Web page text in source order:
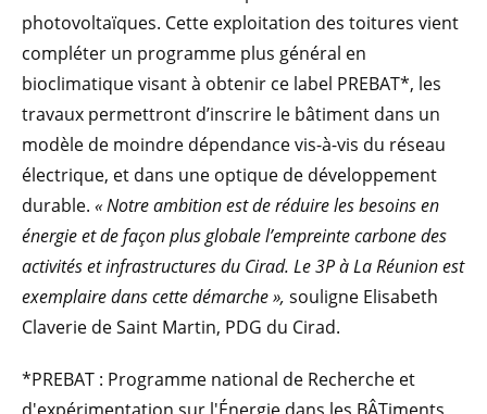
photovoltaïques. Cette exploitation des toitures vient
compléter un programme plus général en
bioclimatique visant à obtenir ce label PREBAT*, les
travaux permettront d’inscrire le bâtiment dans un
modèle de moindre dépendance vis-à-vis du réseau
électrique, et dans une optique de développement
durable. « Notre ambition est de réduire les besoins en
énergie et de façon plus globale l’empreinte carbone des
activités et infrastructures du Cirad. Le 3P à La Réunion est
exemplaire dans cette démarche », souligne Elisabeth
Claverie de Saint Martin, PDG du Cirad.
*PREBAT : Programme national de Recherche et
d'expérimentation sur l'Énergie dans les BÂTiments